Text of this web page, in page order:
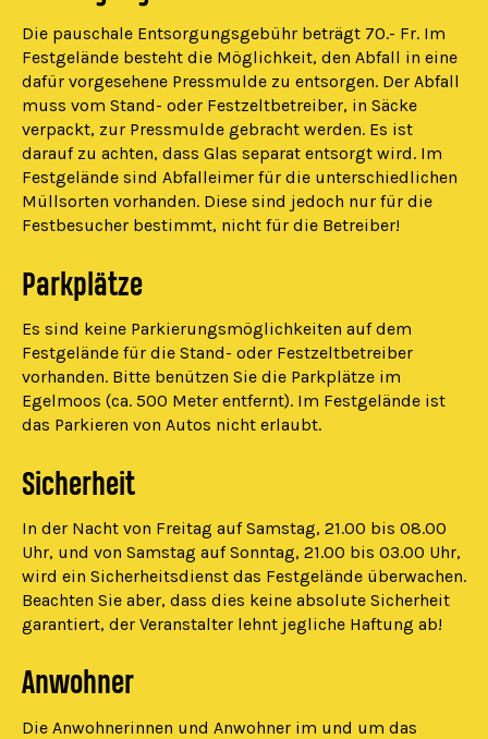
Die pauschale Entsorgungsgebühr beträgt 70.- Fr. Im
Festgelände besteht die Möglichkeit, den Abfall in eine
dafür vorgesehene Pressmulde zu entsorgen. Der Abfall
muss vom Stand- oder Festzeltbetreiber, in Säcke
verpackt, zur Pressmulde gebracht werden. Es ist
darauf zu achten, dass Glas separat entsorgt wird. Im
Festgelände sind Abfalleimer für die unterschiedlichen
Müllsorten vorhanden. Diese sind jedoch nur für die
Festbesucher bestimmt, nicht für die Betreiber!
Parkplätze
Es sind keine Parkierungsmöglichkeiten auf dem
Festgelände für die Stand- oder Festzeltbetreiber
vorhanden. Bitte benützen Sie die Parkplätze im
Egelmoos (ca. 500 Meter entfernt). Im Festgelände ist
das Parkieren von Autos nicht erlaubt.
Sicherheit
In der Nacht von Freitag auf Samstag, 21.00 bis 08.00
Uhr, und von Samstag auf Sonntag, 21.00 bis 03.00 Uhr,
wird ein Sicherheitsdienst das Festgelände überwachen.
Beachten Sie aber, dass dies keine absolute Sicherheit
garantiert, der Veranstalter lehnt jegliche Haftung ab!
Anwohner
Die Anwohnerinnen und Anwohner im und um das